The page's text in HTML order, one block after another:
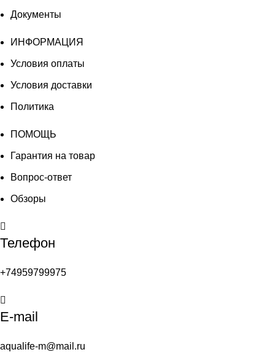
Документы
ИНФОРМАЦИЯ
Условия оплаты
Условия доставки
Политика
ПОМОЩЬ
Гарантия на товар
Вопрос-ответ
Обзоры
Телефон
+74959799975
E-mail
aqualife-m@mail.ru